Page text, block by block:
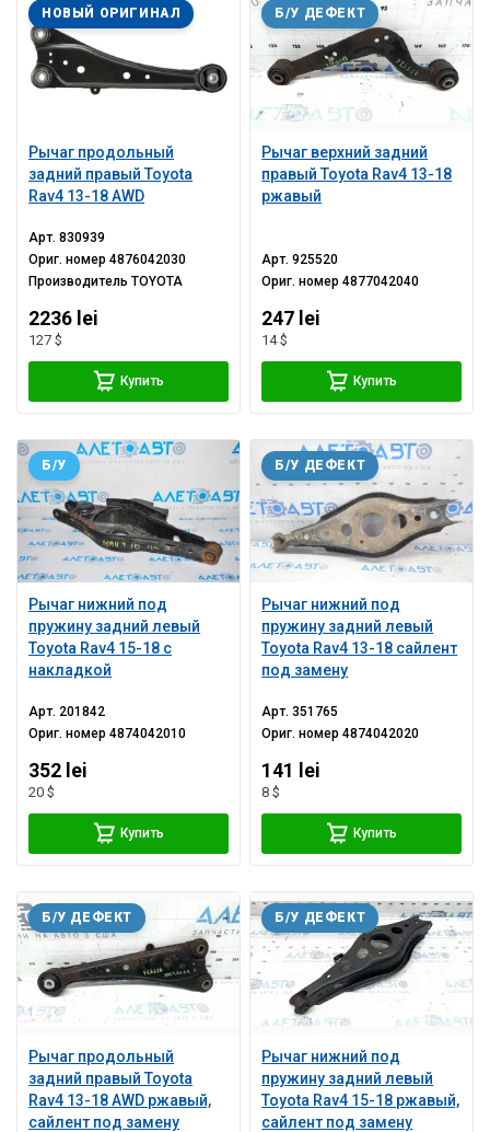
Рычаг продольный
задний правый Toyota
Rav4 13-18 AWD
НОВЫЙ ОРИГИНАЛ
Арт.830939
Ориг. номер4876042030
ПроизводительTOYOTA
2236 lei
127 $
Купить
Рычаг верхний задний
правый Toyota Rav4 13-18
ржавый
Б/У ДЕФЕКТ
Арт.925520
Ориг. номер4877042040
247 lei
14 $
Купить
Рычаг нижний под
пружину задний левый
Toyota Rav4 15-18 с
накладкой
Б/У
Арт. 201842
Ориг. номер4874042010
352 lei
20 $
Купить
Рычаг нижний под
пружину задний левый
Toyota Rav4 13-18 сайлент
под замену
Б/У ДЕФЕКТ
Арт.351765
Ориг. номер4874042020
141 lei
8 $
Купить
Рычаг продольный
задний правый Toyota
Rav4 13-18 AWD ржавый,
сайлент под замену
Б/У ДЕФЕКТ
Рычаг нижний под
пружину задний левый
Toyota Rav4 15-18 ржавый,
сайлент под замену
Б/У ДЕФЕКТ